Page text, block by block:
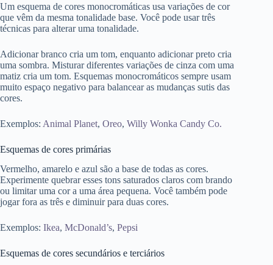
Um esquema de cores monocromáticas usa variações de cor
que vêm da mesma tonalidade base. Você pode usar três
técnicas para alterar uma tonalidade.
Adicionar branco cria um tom, enquanto adicionar preto cria
uma sombra. Misturar diferentes variações de cinza com uma
matiz cria um tom. Esquemas monocromáticos sempre usam
muito espaço negativo para balancear as mudanças sutis das
cores.
Exemplos: Animal Planet, Oreo, Willy Wonka Candy Co.
Esquemas de cores primárias
Vermelho, amarelo e azul são a base de todas as cores.
Experimente quebrar esses tons saturados claros com brando
ou limitar uma cor a uma área pequena. Você também pode
jogar fora as três e diminuir para duas cores.
Exemplos: Ikea, McDonald’s, Pepsi
Esquemas de cores secundários e terciários